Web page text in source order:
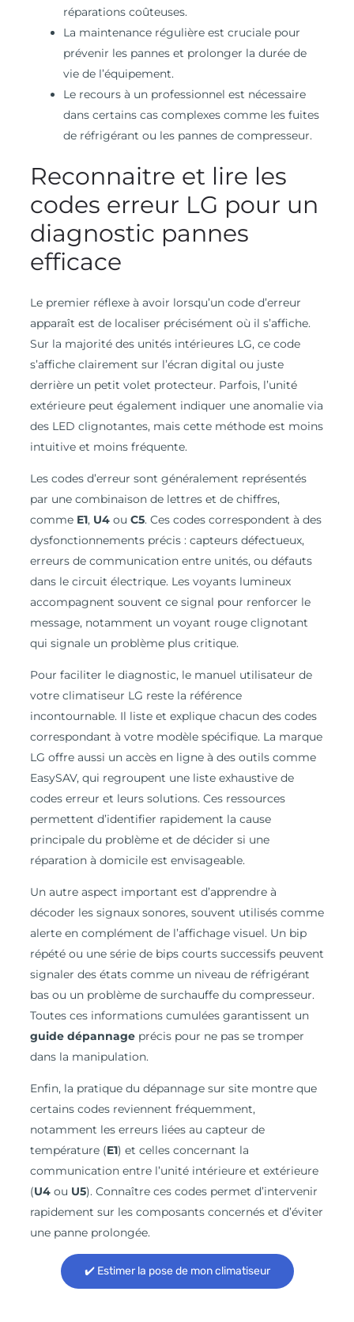
réparations coûteuses.
La maintenance régulière est cruciale pour
prévenir les pannes et prolonger la durée de
vie de l’équipement.
Le recours à un professionnel est nécessaire
dans certains cas complexes comme les fuites
de réfrigérant ou les pannes de compresseur.
Reconnaitre et lire les
codes erreur LG pour un
diagnostic pannes
efficace
Le premier réflexe à avoir lorsqu’un code d’erreur
apparaît est de localiser précisément où il s’affiche.
Sur la majorité des unités intérieures LG, ce code
s’affiche clairement sur l’écran digital ou juste
derrière un petit volet protecteur. Parfois, l’unité
extérieure peut également indiquer une anomalie via
des LED clignotantes, mais cette méthode est moins
intuitive et moins fréquente.
Les codes d’erreur sont généralement représentés
par une combinaison de lettres et de chiffres,
comme E1, U4ou C5. Ces codes correspondent à des
dysfonctionnements précis : capteurs défectueux,
erreurs de communication entre unités, ou défauts
dans le circuit électrique. Les voyants lumineux
accompagnent souvent ce signal pour renforcer le
message, notamment un voyant rouge clignotant
qui signale un problème plus critique.
Pour faciliter le diagnostic, le manuel utilisateur de
votre climatiseur LG reste la référence
incontournable. Il liste et explique chacun des codes
correspondant à votre modèle spécifique. La marque
LG offre aussi un accès en ligne à des outils comme
EasySAV, qui regroupent une liste exhaustive de
codes erreur et leurs solutions. Ces ressources
permettent d’identifier rapidement la cause
principale du problème et de décider si une
réparation à domicile est envisageable.
Un autre aspect important est d’apprendre à
décoder les signaux sonores, souvent utilisés comme
alerte en complément de l’affichage visuel. Un bip
répété ou une série de bips courts successifs peuvent
signaler des états comme un niveau de réfrigérant
bas ou un problème de surchauffe du compresseur.
Toutes ces informations cumulées garantissent un
guide dépannageprécis pour ne pas se tromper
dans la manipulation.
Enfin, la pratique du dépannage sur site montre que
certains codes reviennent fréquemment,
notamment les erreurs liées au capteur de
température (E1) et celles concernant la
communication entre l’unité intérieure et extérieure
(U4ou U5). Connaître ces codes permet d’intervenir
rapidement sur les composants concernés et d’éviter
une panne prolongée.
✔️ Estimer la pose de mon climatiseur